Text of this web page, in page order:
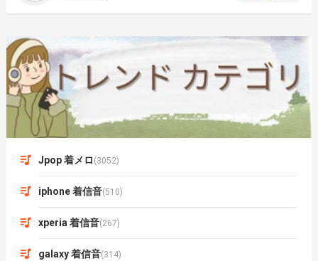
Jpop 着メロ (3052)
iphone 着信音(510)
xperia 着信音(267)
galaxy 着信音(314)